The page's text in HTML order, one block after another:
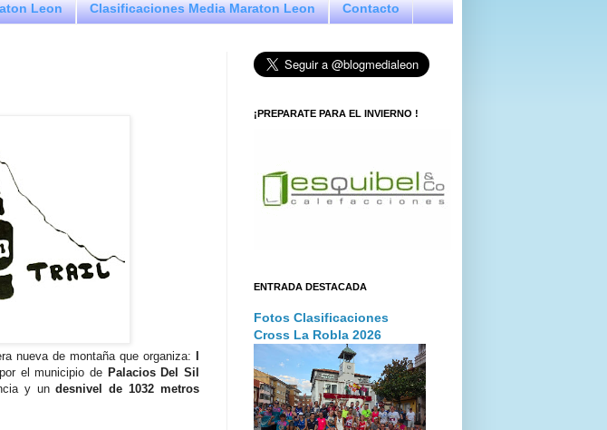
Leon Clasificaciones Media Maraton Leon Contacto
nueva de montaña que organiza:
el municipio de Palacios Del Sil
y undesnivel de 1032 metros
¡PREPARATE PARA EL INVIERNO !
ENTRADA DESTACADA
Fotos Clasificaciones
Cross La Robla 2026